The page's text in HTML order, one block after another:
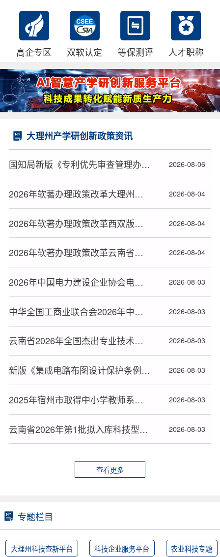
高企专区 双软认定 等保测评 人才职称
大理州产学研创新政策资讯
国知局新版《专利优先审查管理办法》2026年9月1日起施行 2026-08-06
2026年软著办理政策改革大理州软件著作权登记全流程指南 2026-08-04
2026年软著办理政策改革西双版纳州软件著作权登记全流程指南 2026-08-04
2026年软著办理政策改革云南省软件著作权登记全流程指南 2026-08-04
2026年中国电力建设企业协会电力建设科研项目立项名单公布 2026-08-03
中华全国工商业联合会2026年中华技能大奖和全国技术能手推荐人选名单公布 2026-08-03
云南省2026年全国杰出专业技术人才和中华技能大奖表彰通过人选名单公布 2026-08-03
新版《集成电路布图设计保护条例》2026年10月15日起施行 2026-08-03
2025年宿州市取得中小学教师系列高级专业技术资格人员名单 2026-08-03
云南省2026年第1批拟入库科技型中小企业名单 2026-08-03
查看更多
专题栏目
大理州科技查新平台 科技企业服务平台 农业科技专题